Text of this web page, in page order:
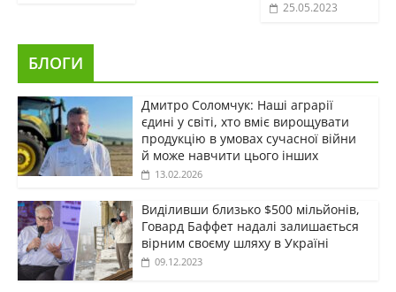
25.05.2023
БЛОГИ
Дмитро Соломчук: Наші аграрії
єдині у світі, хто вміє вирощувати
продукцію в умовах сучасної війни
й може навчити цього інших
13.02.2026
Виділивши близько $500 мільйонів,
Говард Баффет надалі залишається
вірним своєму шляху в Україні
09.12.2023